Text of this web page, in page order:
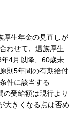
生年金の見直しが
わせて、遺族厚生
4月以降、60歳未
則5年間の有期給付
件に該当する
の受給額は現行より
大きくなる点は否め